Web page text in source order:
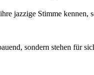
jazzige Stimme
sondern stehen für